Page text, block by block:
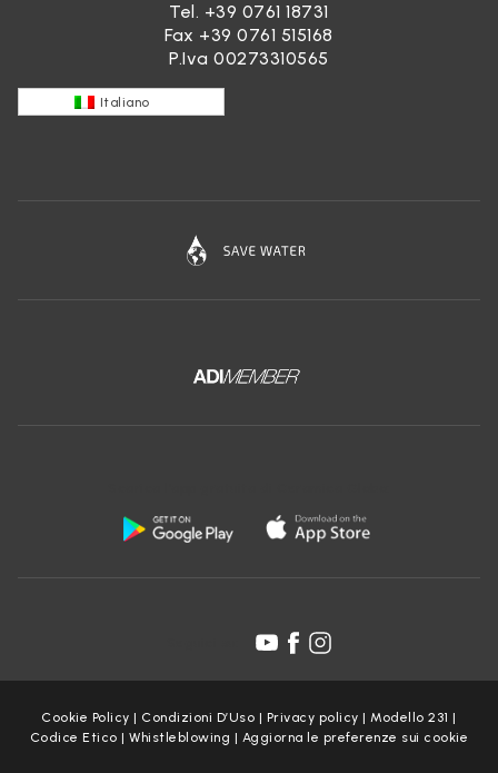
Tel. +39 0761 18731
Fax +39 0761 515168
P.Iva 00273310565
Italiano
Cookie Policy | Condizioni D’Uso | Privacy policy |Modello 231 |
Codice Etico |Whistleblowing | Aggiorna le preferenze sui cookie